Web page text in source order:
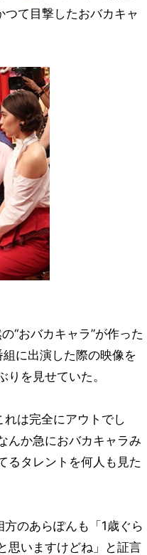
つて目撃したおバカキャ
“おバカキャラ”が作った
に出演した際の映像を
を見せていた。
は完全にアウトでし
んか急におバカキャラみ
るタレントを何人も見た
のあらぽんも「1歳ぐら
思いますけどね」と証言